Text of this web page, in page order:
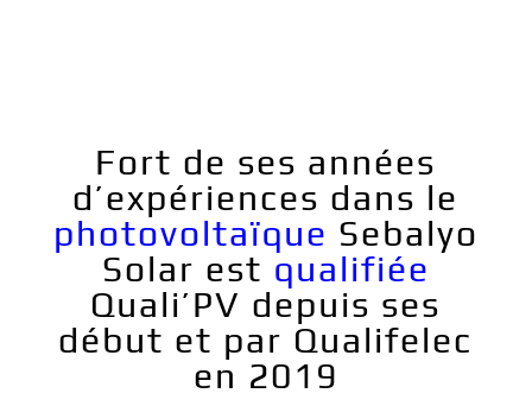
Fort de ses années
d’expériences dans le
photovoltaïque Sebalyo
Solar est qualifiée
Quali’PV depuis ses
début et par Qualifelec
en 2019